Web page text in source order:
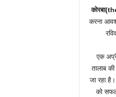
करना
एक
तालाब
जा रहा
को सफल